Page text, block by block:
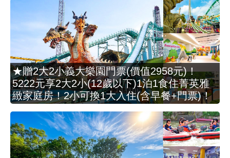
★贈2大2小義大樂園門票(價值2958元)！
5222元享2大2小(12歲以下)1泊1食住菁英雅
緻家庭房！2小可換1大入住(含早餐+門票)！